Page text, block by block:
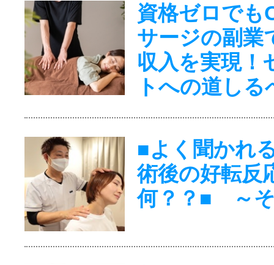
資格ゼロでも
サージの副業
収入を実現！
トへの道しる
■よく聞かれ
術後の好転反
何？？■ ～